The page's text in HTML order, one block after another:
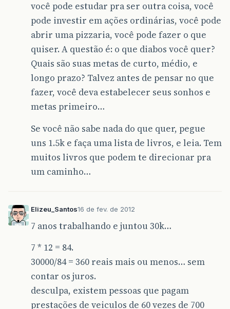
você pode estudar pra ser outra coisa, você
pode investir em ações ordinárias, você pode
abrir uma pizzaria, você pode fazer o que
quiser. A questão é: o que diabos você quer?
Quais são suas metas de curto, médio, e
longo prazo? Talvez antes de pensar no que
fazer, você deva estabelecer seus sonhos e
metas primeiro…
Se você não sabe nada do que quer, pegue
uns 1.5k e faça uma lista de livros, e leia. Tem
muitos livros que podem te direcionar pra
um caminho…
Elizeu_Santos16 de fev. de 2012
7 anos trabalhando e juntou 30k…
7 * 12 = 84.
30000/84 = 360 reais mais ou menos… sem
contar os juros.
desculpa, existem pessoas que pagam
prestações de veiculos de 60 vezes de 700